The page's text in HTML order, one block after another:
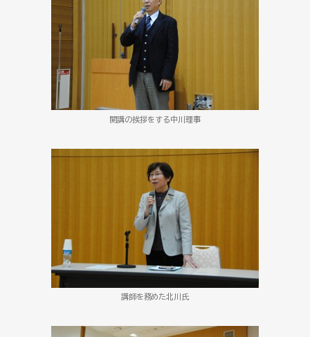
開講の挨拶をする中川理事
講師を務めた北川氏